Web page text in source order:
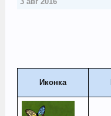
Иконка